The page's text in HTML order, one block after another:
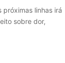
próximas linhas irá
sobre dor,